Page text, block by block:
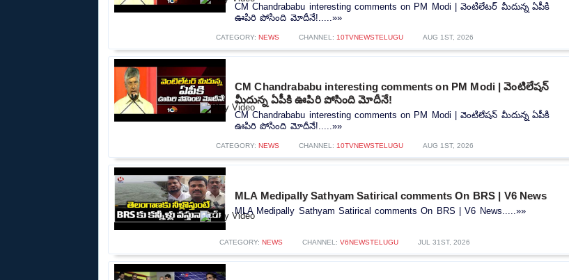
CM Chandrababu interesting comments on PM Modi | వెంటిలేటర్ మీదున్న ఏపీకి
ఊపిరి పోసింది మోదీనే!.....»»
CATEGORY: NEWS CHANNEL: 10TVNEWSTELUGU AUG 1ST, 2026
CM Chandrababu interesting comments on PM Modi | వెంటిలేషన్
మీదున్న ఏపీకి ఊపిరి పోసింది మోదీనే!
CM Chandrababu interesting comments on PM Modi | వెంటిలేషన్ మీదున్న ఏపీకి
ఊపిరి పోసింది మోదీనే!.....»»
CATEGORY: NEWS CHANNEL: 10TVNEWSTELUGU AUG 1ST, 2026
MLA Medipally Sathyam Satirical comments On BRS | V6 News
MLA Medipally Sathyam Satirical comments On BRS | V6 News.....»»
CATEGORY: NEWS CHANNEL: V6NEWSTELUGU JUL 31ST, 2026